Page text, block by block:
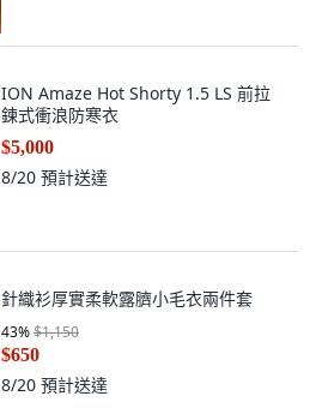
ION Amaze Hot Shorty 1.5 LS 前拉
鍊式衝浪防寒衣
$5,000
8/20 預計送達
針織衫厚實柔軟露臍小毛衣兩件套
43%$1,150
$650
8/20 預計送達